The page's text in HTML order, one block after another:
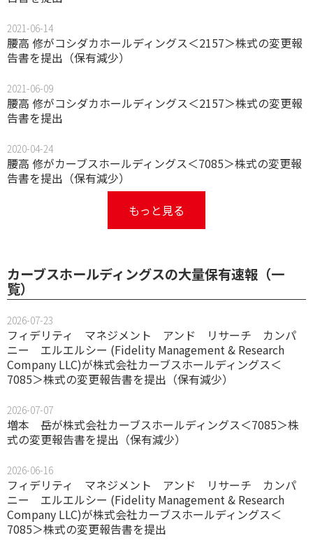
2021-06-14
腰高 修がコシダカホールディングス＜2157＞株式の変更報
告書を提出（保有減少）
2021-06-09
腰高 修がコシダカホールディングス＜2157＞株式の変更報
告書を提出
2020-04-24
腰高 修がカーブスホールディングス＜7085＞株式の変更報
告書を提出（保有減少）
もっと見る
カーブスホールディングスの大量保有速報（一
覧）
2026-07-23
フィデリティ マネジメント アンド リサーチ カンパ
ニー エルエルシー (Fidelity Management & Research
Company LLC)が株式会社カーブスホールディングス＜
7085＞株式の変更報告書を提出（保有減少）
2026-07-07
増本 岳が株式会社カーブスホールディングス＜7085＞株
式の変更報告書を提出（保有減少）
2026-06-16
フィデリティ マネジメント アンド リサーチ カンパ
ニー エルエルシー (Fidelity Management & Research
Company LLC)が株式会社カーブスホールディングス＜
7085＞株式の変更報告書を提出